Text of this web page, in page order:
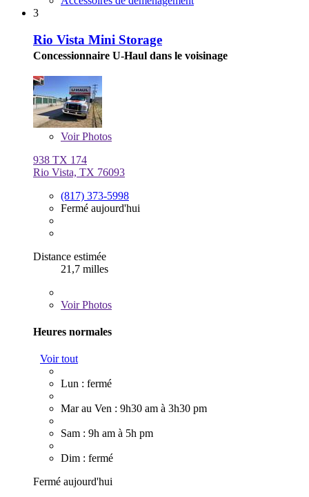
3
Rio Vista Mini Storage
Concessionnaire U-Haul dans le voisinage
VoirPhotos
938 TX 174
Rio Vista, TX 76093
(817) 373-5998
Fermé aujourd'hui
Distance estimée
21,7 milles
VoirPhotos
Heures normales
Voir tout
Lun : fermé
Mar au Ven : 9h30 am à 3h30 pm
Sam : 9h am à 5h pm
Dim : fermé
Fermé aujourd'hui